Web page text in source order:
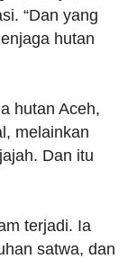
“Dan yang
hutan
hutan Aceh,
melainkan
Dan itu
terjadi. Ia
satwa, dan